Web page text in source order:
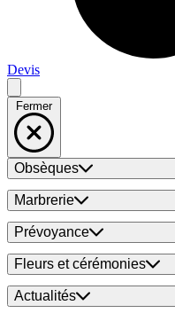
Devis
Fermer
Obsèques
Marbrerie
Prévoyance
Fleurs et cérémonies
Actualités